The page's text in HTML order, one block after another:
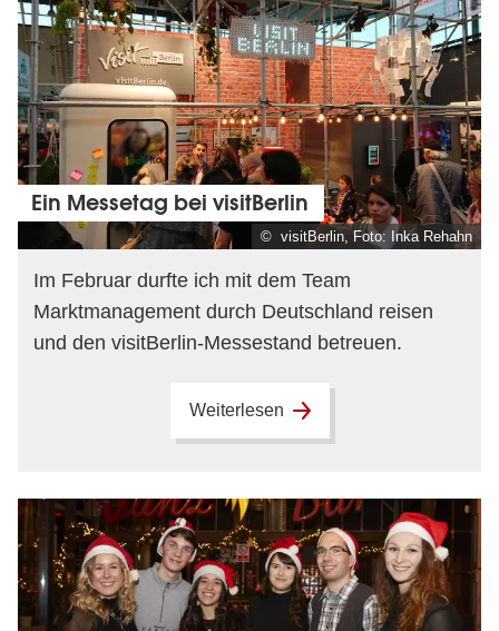
© visitBerlin, Foto: Inka Rehahn
Ein Messetag bei visitBerlin
Im Februar durfte ich mit dem Team
Marktmanagement durch Deutschland reisen
und den visitBerlin-Messestand betreuen.
Weiterlesen